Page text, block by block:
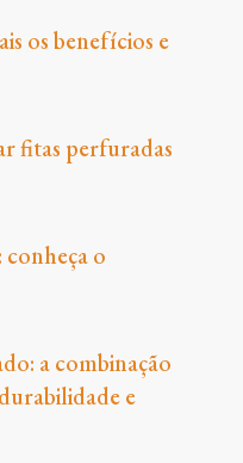
os benefícios e
fitas perfuradas
conheça o
a combinação
e